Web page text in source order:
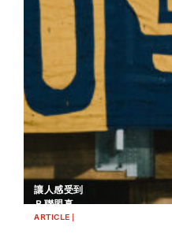
讓人感受到
Ｂ聯盟真正
潛力的瞬
ARTICLE |